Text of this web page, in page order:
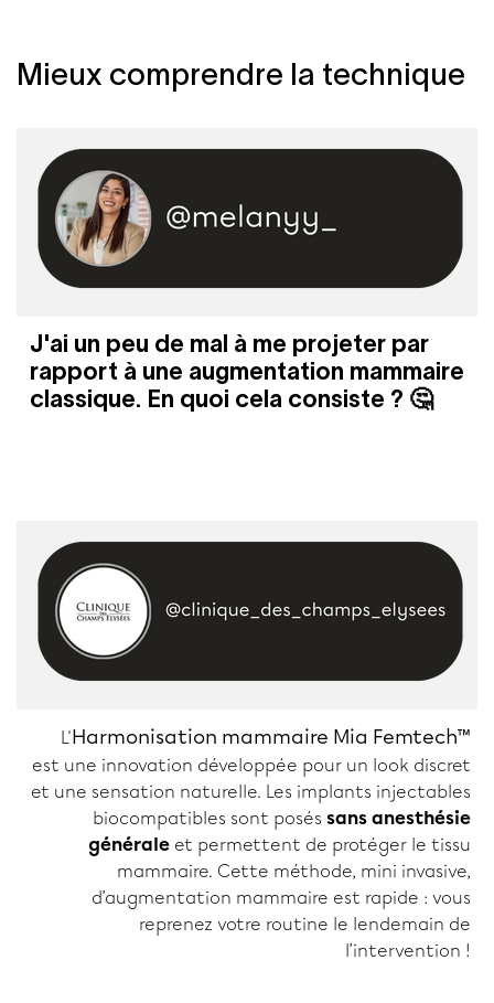
Mieux comprendre la technique
J'ai un peu de mal à me projeter par
rapport à une augmentation mammaire
classique. En quoi cela consiste ? 🤔
L'Harmonisation mammaire Mia Femtech™
est une innovation développée pour un look discret
et une sensation naturelle. Les implants injectables
biocompatibles sont posés sans anesthésie
générale et permettent de protéger le tissu
mammaire. Cette méthode, mini invasive,
d’augmentation mammaire est rapide : vous
reprenez votre routine le lendemain de
l’intervention !